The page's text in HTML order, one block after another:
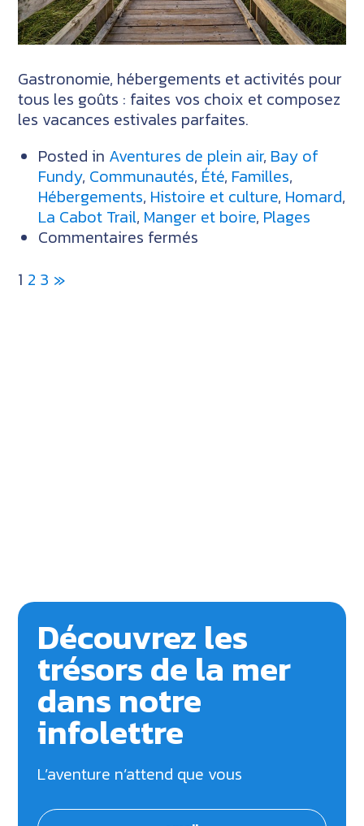
Gastronomie, hébergements et activités pour
tous les goûts : faites vos choix et composez
les vacances estivales parfaites.
Posted in Aventures de plein air, Bay of
Fundy, Communautés, Été, Familles,
Hébergements, Histoire et culture, Homard,
La Cabot Trail, Manger et boire, Plages
Commentaires fermés
1 2 3
Découvrez les
trésors de la mer
dans notre
infolettre
L’aventure n’attend que vous